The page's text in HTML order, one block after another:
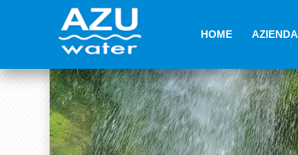
HOME AZIENDA